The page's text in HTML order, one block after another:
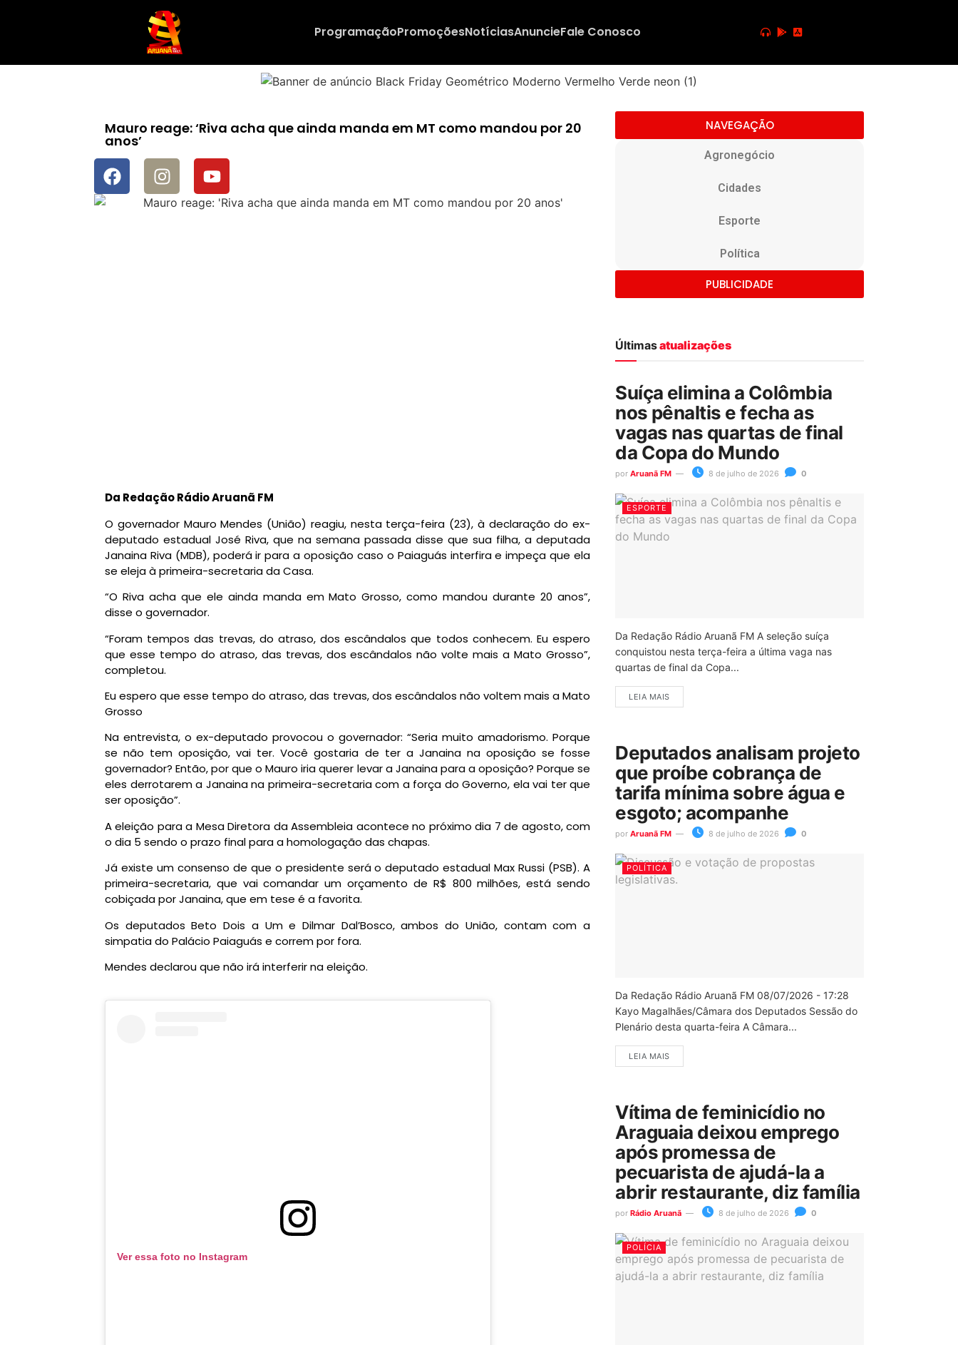
ProgramaçãoPromoçõesNotíciasAnuncieFale Conosco
Mauro reage: ‘Riva acha que ainda manda em MT como mandou por 20
anos’
Da Redação Rádio Aruanã FM
O governador Mauro Mendes (União) reagiu, nesta terça-feira (23), à declaração do ex-
deputado estadual José Riva, que na semana passada disse que sua filha, a deputada
Janaina Riva (MDB), poderá ir para a oposição caso o Paiaguás interfira e impeça que ela
se eleja à primeira-secretaria da Casa.
“O Riva acha que ele ainda manda em Mato Grosso, como mandou durante 20 anos”,
disse o governador.
“Foram tempos das trevas, do atraso, dos escândalos que todos conhecem. Eu espero
que esse tempo do atraso, das trevas, dos escândalos não volte mais a Mato Grosso”,
completou.
Eu espero que esse tempo do atraso, das trevas, dos escândalos não voltem mais a Mato
Grosso
Na entrevista, o ex-deputado provocou o governador: “Seria muito amadorismo. Porque
se não tem oposição, vai ter. Você gostaria de ter a Janaina na oposição se fosse
governador? Então, por que o Mauro iria querer levar a Janaina para a oposição? Porque se
eles derrotarem a Janaina na primeira-secretaria com a força do Governo, ela vai ter que
ser oposição”.
A eleição para a Mesa Diretora da Assembleia acontece no próximo dia 7 de agosto, com
o dia 5 sendo o prazo final para a homologação das chapas.
Já existe um consenso de que o presidente será o deputado estadual Max Russi (PSB). A
primeira-secretaria, que vai comandar um orçamento de R$ 800 milhões, está sendo
cobiçada por Janaina, que em tese é a favorita.
Os deputados Beto Dois a Um e Dilmar Dal’Bosco, ambos do União, contam com a
simpatia do Palácio Paiaguás e correm por fora.
Mendes declarou que não irá interferir na eleição.
Ver essa foto no Instagram
NAVEGAÇÃO
Agronegócio
Cidades
Esporte
Política
PUBLICIDADE
Últimasatualizações
Suíça elimina a Colômbia
nos pênaltis e fecha as
vagas nas quartas de final
da Copa do Mundo
por Aruanã FM 8 de julho de 2026 0
ESPORTE
Da Redação Rádio Aruanã FM A seleção suíça
conquistou nesta terça-feira a última vaga nas
quartas de final da Copa...
LEIA MAIS
Deputados analisam projeto
que proíbe cobrança de
tarifa mínima sobre água e
esgoto; acompanhe
por Aruanã FM 8 de julho de 2026 0
POLÍTICA
Da Redação Rádio Aruanã FM 08/07/2026 - 17:28
Kayo Magalhães/Câmara dos Deputados Sessão do
Plenário desta quarta-feira A Câmara...
LEIA MAIS
Vítima de feminicídio no
Araguaia deixou emprego
após promessa de
pecuarista de ajudá-la a
abrir restaurante, diz família
por Rádio Aruanã 8 de julho de 2026 0
POLÍCIA